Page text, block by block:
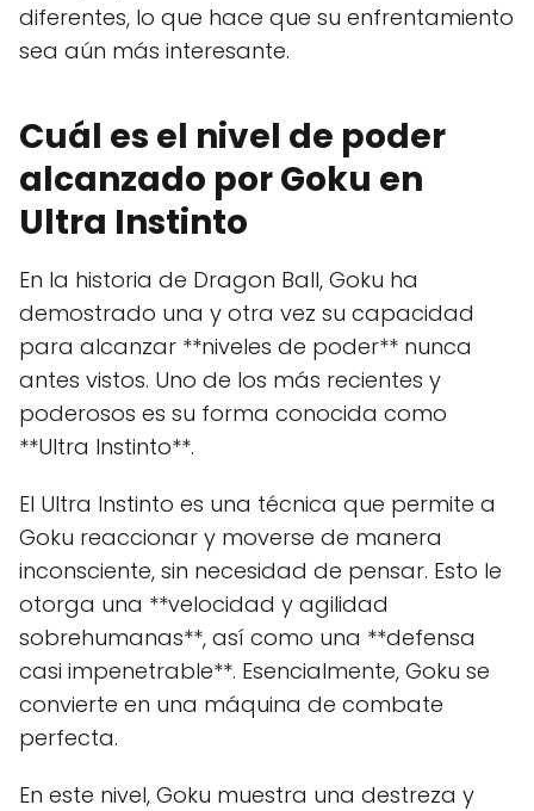
diferentes, lo que hace que su enfrentamiento
sea aún más interesante.
Cuál es el nivel de poder
alcanzado por Goku en
Ultra Instinto
En la historia de Dragon Ball, Goku ha
demostrado una y otra vez su capacidad
para alcanzar **niveles de poder** nunca
antes vistos. Uno de los más recientes y
poderosos es su forma conocida como
**Ultra Instinto**.
El Ultra Instinto es una técnica que permite a
Goku reaccionar y moverse de manera
inconsciente, sin necesidad de pensar. Esto le
otorga una **velocidad y agilidad
sobrehumanas**, así como una **defensa
casi impenetrable**. Esencialmente, Goku se
convierte en una máquina de combate
perfecta.
En este nivel, Goku muestra una destreza y